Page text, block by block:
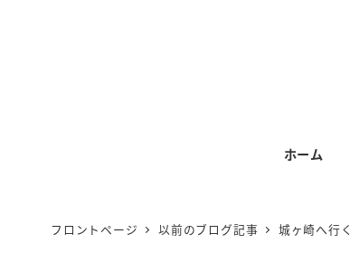
ホーム
フロントページ 以前のブログ記事 城ヶ崎へ行く